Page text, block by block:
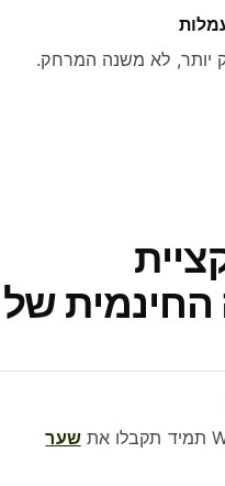
לא משנה המרחק.
של
שער